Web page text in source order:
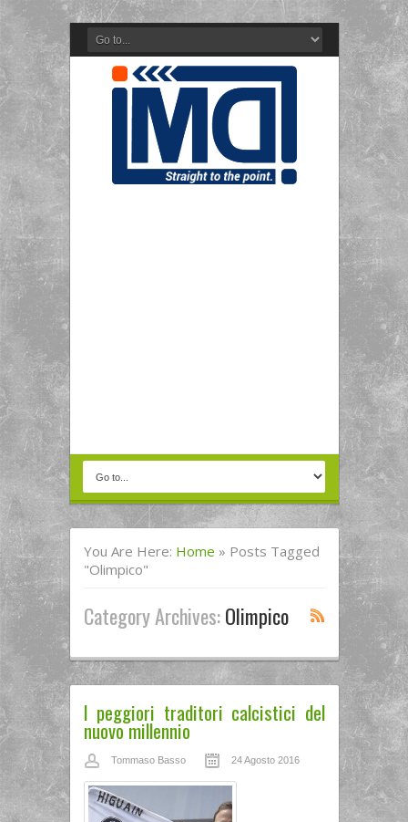
You Are Here: Home » Posts Tagged
"olimpico"
Category Archives:Olimpico
I peggiori traditori calcistici del
nuovo millennio
Tommaso Basso 24 Agosto 2016